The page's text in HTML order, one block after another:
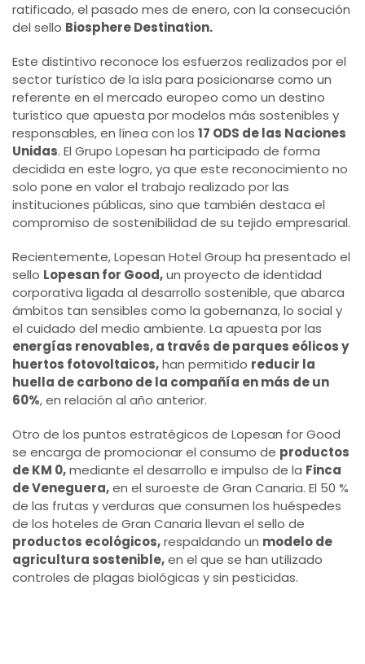
ratificado, el pasado mes de enero, con la consecución
del sello Biosphere Destination.
Este distintivo reconoce los esfuerzos realizados por el
sector turístico de la isla para posicionarse como un
referente en el mercado europeo como un destino
turístico que apuesta por modelos más sostenibles y
responsables, en línea con los 17 ODS de las Naciones
Unidas. El Grupo Lopesan ha participado de forma
decidida en este logro, ya que este reconocimiento no
solo pone en valor el trabajo realizado por las
instituciones públicas, sino que también destaca el
compromiso de sostenibilidad de su tejido empresarial.
Recientemente, Lopesan Hotel Group ha presentado el
sello Lopesan for Good,un proyecto de identidad
corporativa ligada al desarrollo sostenible, que abarca
ámbitos tan sensibles como la gobernanza, lo social y
el cuidado del medio ambiente. La apuesta por las
energías renovables, a través de parques eólicos y
huertos fotovoltaicos,han permitido reducir la
huella de carbono de la compañía en más de un
60%, en relación al año anterior.
Otro de los puntos estratégicos de Lopesan for Good
se encarga de promocionar el consumo de productos
de KM 0,mediante el desarrollo e impulso de la Finca
de Veneguera,en el suroeste de Gran Canaria. El 50 %
de las frutas y verduras que consumen los huéspedes
de los hoteles de Gran Canaria llevan el sello de
productos ecológicos,respaldando un modelo de
agricultura sostenible,en el que se han utilizado
controles de plagas biológicas y sin pesticidas.